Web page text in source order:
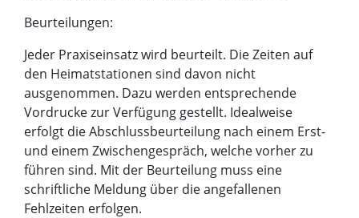
Beurteilungen:
Jeder Praxiseinsatz wird beurteilt. Die Zeiten auf
den Heimatstationen sind davon nicht
ausgenommen. Dazu werden entsprechende
Vordrucke zur Verfügung gestellt. Idealweise
erfolgt die Abschlussbeurteilung nach einem Erst-
und einem Zwischengespräch, welche vorher zu
führen sind. Mit der Beurteilung muss eine
schriftliche Meldung über die angefallenen
Fehlzeiten erfolgen.